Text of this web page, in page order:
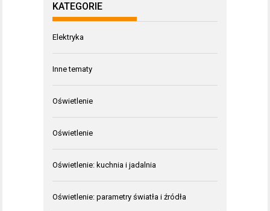
KATEGORIE
Elektryka
Inne tematy
Oświetlenie
Oświetlenie
Oświetlenie: kuchnia i jadalnia
Oświetlenie: parametry światła i źródła